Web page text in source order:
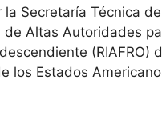
Secretaría Técnica
de Altas Autoridades
(RIAFRO)
los Estados